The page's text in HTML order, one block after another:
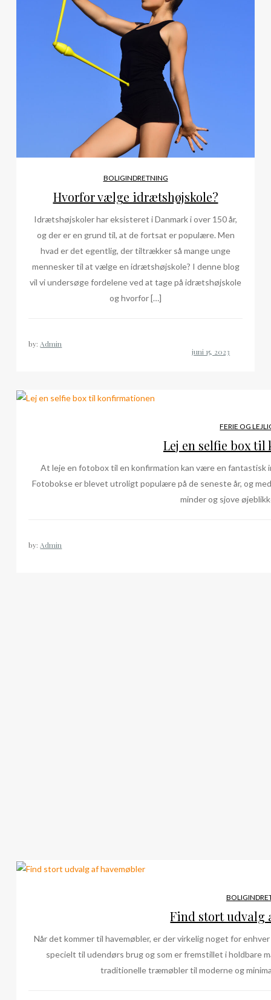
BOLIGINDRETNING
Hvorfor vælge idrætshøjskole?
Idrætshøjskoler har eksisteret i Danmark i over 150 år,
og der er en grund til, at de fortsat er populære. Men
hvad er det egentlig, der tiltrækker så mange unge
mennesker til at vælge en idrætshøjskole? I denne blog
vil vi undersøge fordelene ved at tage på idrætshøjskole
og hvorfor […]
by: Admin
FERIE OG
Lej en selfie box
At leje en fotobox til en konfirmation kan være en
Fotobokse er blevet utroligt populære på de seneste år, og
minder og sjove
by:Admin
Find stort udvalg
Når det kommer til havemøbler, er der virkelig noget for
specielt til udendørs brug og som er fremstillet i holdbare
traditionelle træmøbler til moderne og